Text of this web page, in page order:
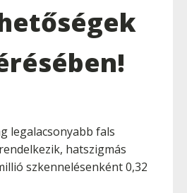
legalacsonyabb fals
hatszigmás
szkennelésenként 0,32